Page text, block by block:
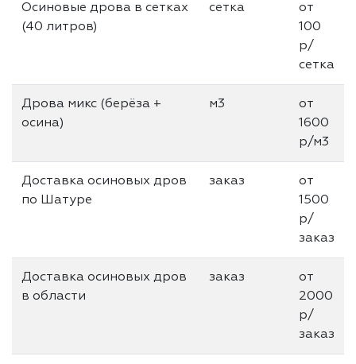
Осиновые дрова в сетках
(40 литров)
сетка
от
100
р/
сетка
Дрова микс (берёза +
осина)
м3
от
1600
р/м3
Доставка осиновых дров
по Шатуре
заказ
от
1500
р/
заказ
Доставка осиновых дров
в области
заказ
от
2000
р/
заказ